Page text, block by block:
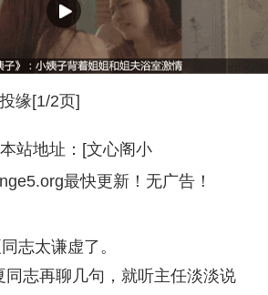
缘[1/2页]
站地址：[文心阁小
最快更新！无广告！
太谦虚了。
再聊几句，就听主任淡淡说